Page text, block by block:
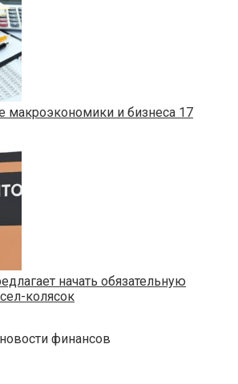
макроэкономики и бизнеса 17
начать обязательную
колясок
финансов